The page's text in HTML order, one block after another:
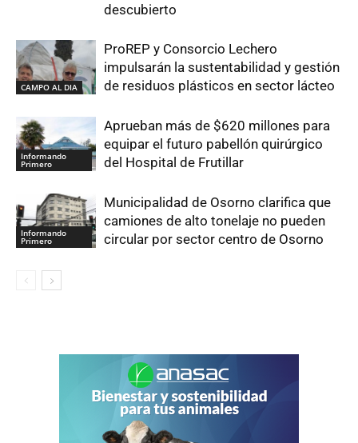
descubierto
CAMPO AL DIA
ProREP y Consorcio Lechero
impulsarán la sustentabilidad y gestión
de residuos plásticos en sector lácteo
Informando
Primero
Aprueban más de $620 millones para
equipar el futuro pabellón quirúrgico
del Hospital de Frutillar
Informando
Primero
Municipalidad de Osorno clarifica que
camiones de alto tonelaje no pueden
circular por sector centro de Osorno